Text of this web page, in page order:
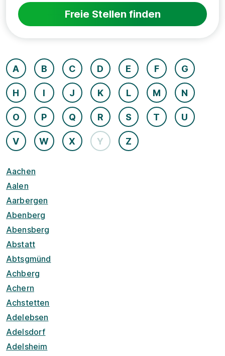
Freie Stellen finden
A B C D E F G
H I J K L M N
O P Q R S T U
V W X Y Z
Aachen
Aalen
Aarbergen
Abenberg
Abensberg
Abstatt
Abtsgmünd
Achberg
Achern
Achstetten
Adelebsen
Adelsdorf
Adelsheim